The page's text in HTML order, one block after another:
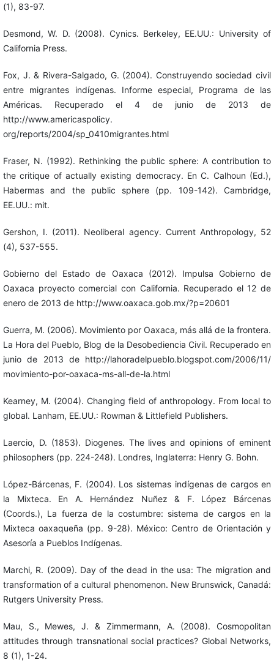
(1), 83-97.
Desmond, W. D. (2008). Cynics. Berkeley, EE.UU.: University of
California Press.
Fox, J. & Rivera-Salgado, G. (2004). Construyendo sociedad civil
entre migrantes indígenas. Informe especial, Programa de las
Américas. Recuperado el 4 de junio de 2013 de
http://www.americaspolicy.
org/reports/2004/sp_0410migrantes.html
Fraser, N. (1992). Rethinking the public sphere: A contribution to
the critique of actually existing democracy. En C. Calhoun (Ed.),
Habermas and the public sphere (pp. 109-142). Cambridge,
EE.UU.: mit.
Gershon, I. (2011). Neoliberal agency. Current Anthropology, 52
(4), 537-555.
Gobierno del Estado de Oaxaca (2012). Impulsa Gobierno de
Oaxaca proyecto comercial con California. Recuperado el 12 de
enero de 2013 de http://www.oaxaca.gob.mx/?p=20601
Guerra, M. (2006). Movimiento por Oaxaca, más allá de la frontera.
La Hora del Pueblo, Blog de la Desobediencia Civil. Recuperado en
junio de 2013 de http://lahoradelpueblo.blogspot.com/2006/11/
movimiento-por-oaxaca-ms-all-de-la.html
Kearney, M. (2004). Changing field of anthropology. From local to
global. Lanham, EE.UU.: Rowman & Littlefield Publishers.
Laercio, D. (1853). Diogenes. The lives and opinions of eminent
philosophers (pp. 224-248). Londres, Inglaterra: Henry G. Bohn.
López-Bárcenas, F. (2004). Los sistemas indígenas de cargos en
la Mixteca. En A. Hernández Nuñez & F. López Bárcenas
(Coords.), La fuerza de la costumbre: sistema de cargos en la
Mixteca oaxaqueña (pp. 9-28). México: Centro de Orientación y
Asesoría a Pueblos Indígenas.
Marchi, R. (2009). Day of the dead in the usa: The migration and
transformation of a cultural phenomenon. New Brunswick, Canadá:
Rutgers University Press.
Mau, S., Mewes, J. & Zimmermann, A. (2008). Cosmopolitan
attitudes through transnational social practices? Global Networks,
8 (1), 1-24.